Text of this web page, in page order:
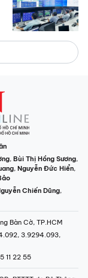
, Bùi Thị Hồng Sương,
, Nguyễn Đức Hiển,
Chiến Dũng,
Bàn Cờ, TP.HCM
3.9294.093,
11 22 55